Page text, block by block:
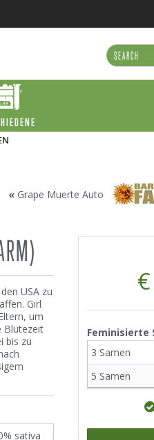
« Grape Muerte Auto
USA zu
Girl
um
Blütezeit
bis zu
sativa
Feminisierte
3 Samen
5 Samen